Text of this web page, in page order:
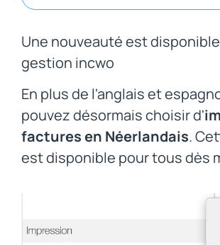
Une nouveauté est
gestion incwo
En plus de l'anglais et
pouvez désormais choisir d'
factures en Néerlandais.
est disponible pour tous dès